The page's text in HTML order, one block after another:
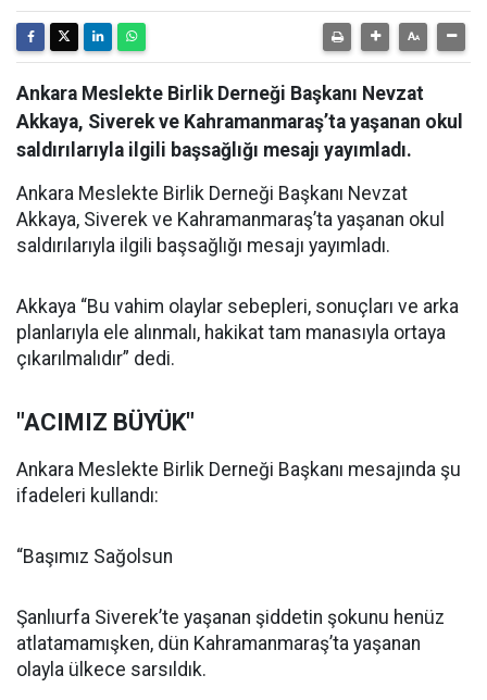
Ankara Meslekte Birlik Derneği Başkanı Nevzat
Akkaya, Siverek ve Kahramanmaraş’ta yaşanan okul
saldırılarıyla ilgili başsağlığı mesajı yayımladı.
Ankara Meslekte Birlik Derneği Başkanı Nevzat
Akkaya, Siverek ve Kahramanmaraş’ta yaşanan okul
saldırılarıyla ilgili başsağlığı mesajı yayımladı.
Akkaya “Bu vahim olaylar sebepleri, sonuçları ve arka
planlarıyla ele alınmalı, hakikat tam manasıyla ortaya
çıkarılmalıdır” dedi.
"ACIMIZ BÜYÜK"
Ankara Meslekte Birlik Derneği Başkanı mesajında şu
ifadeleri kullandı:
“Başımız Sağolsun
Şanlıurfa Siverek’te yaşanan şiddetin şokunu henüz
atlatamamışken, dün Kahramanmaraş’ta yaşanan
olayla ülkece sarsıldık.